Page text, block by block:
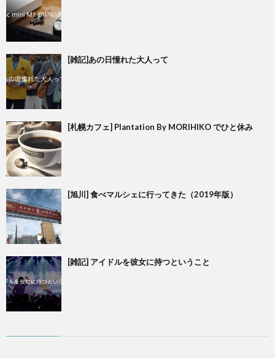
[雑記]あの日憧れた大人って
[札幌カフェ] Plantation By MORIHIKO でひと休み
[旭川] 食べマルシェに行ってきた（2019年版）
[雑記] アイドルを彼女に持つということ